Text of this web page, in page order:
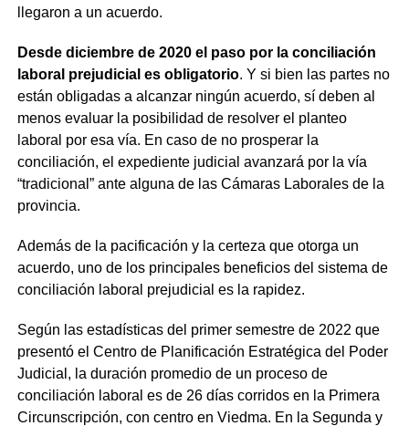
llegaron a un acuerdo.
Desde diciembre de 2020 el paso por la conciliación
laboral prejudicial es obligatorio. Y si bien las partes no
están obligadas a alcanzar ningún acuerdo, sí deben al
menos evaluar la posibilidad de resolver el planteo
laboral por esa vía. En caso de no prosperar la
conciliación, el expediente judicial avanzará por la vía
“tradicional” ante alguna de las Cámaras Laborales de la
provincia.
Además de la pacificación y la certeza que otorga un
acuerdo, uno de los principales beneficios del sistema de
conciliación laboral prejudicial es la rapidez.
Según las estadísticas del primer semestre de 2022 que
presentó el Centro de Planificación Estratégica del Poder
Judicial, la duración promedio de un proceso de
conciliación laboral es de 26 días corridos en la Primera
Circunscripción, con centro en Viedma. En la Segunda y